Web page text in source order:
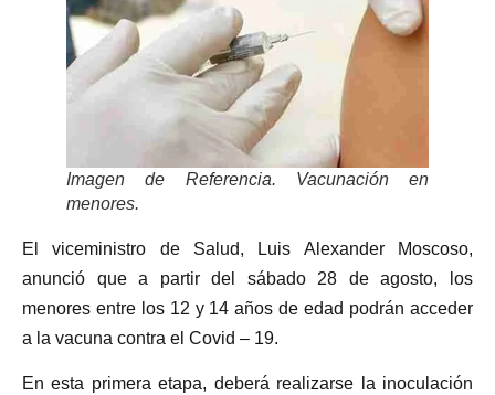
Imagen de Referencia. Vacunación en
menores.
El viceministro de Salud, Luis Alexander Moscoso,
anunció que a partir del sábado 28 de agosto, los
menores entre los 12 y 14 años de edad podrán acceder
a la vacuna contra el Covid – 19.
En esta primera etapa, deberá realizarse la inoculación